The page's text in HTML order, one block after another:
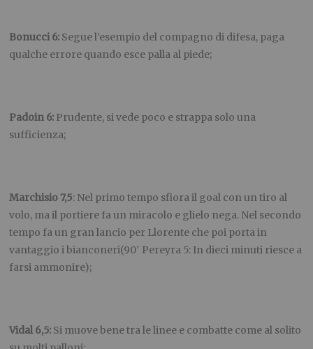
Bonucci 6: Segue l’esempio del compagno di difesa, paga
qualche errore quando esce palla al piede;
Padoin 6: Prudente, si vede poco e strappa solo una
sufficienza;
Marchisio 7,5: Nel primo tempo sfiora il goal con un tiro al
volo, ma il portiere fa un miracolo e glielo nega. Nel secondo
tempo fa un gran lancio per Llorente che poi porta in
vantaggio i bianconeri(90′ Pereyra 5: In dieci minuti riesce a
farsi ammonire);
Vidal 6,5: Si muove bene tra le linee e combatte come al solito